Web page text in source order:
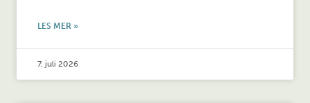
LES MER »
7. juli 2026